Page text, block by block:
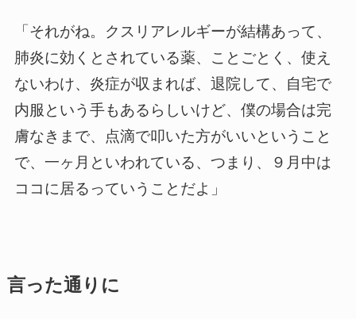
「それがね。クスリアレルギーが結構あって、
肺炎に効くとされている薬、ことごとく、使え
ないわけ、炎症が収まれば、退院して、自宅で
内服という手もあるらしいけど、僕の場合は完
膚なきまで、点滴で叩いた方がいいということ
で、一ヶ月といわれている、つまり、９月中は
ココに居るっていうことだよ」
言った通りに